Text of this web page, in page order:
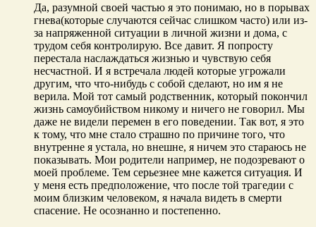
Да, разумной своей частью я это понимаю, но в порывах
гнева(которые случаются сейчас слишком часто) или из-
за напряженной ситуации в личной жизни и дома, с
трудом себя контролирую. Все давит. Я попросту
перестала наслаждаться жизнью и чувствую себя
несчастной. И я встречала людей которые угрожали
другим, что что-нибудь с собой сделают, но им я не
верила. Мой тот самый родственник, который покончил
жизнь самоубийством никому и ничего не говорил. Мы
даже не видели перемен в его поведении. Так вот, я это
к тому, что мне стало страшно по причине того, что
внутренне я устала, но внешне, я ничем это стараюсь не
показывать. Мои родители например, не подозревают о
моей проблеме. Тем серьезнее мне кажется ситуация. И
у меня есть предположение, что после той трагедии с
моим близким человеком, я начала видеть в смерти
спасение. Не осознанно и постепенно.